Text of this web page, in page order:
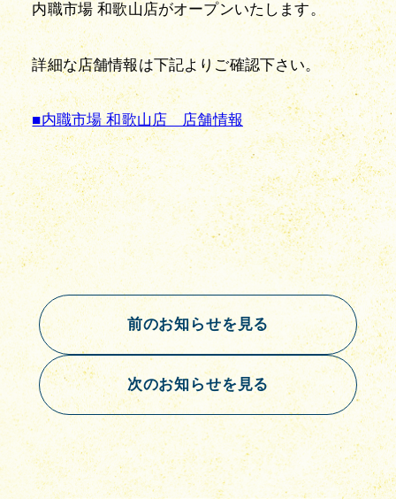
内職市場 和歌山店がオープンいたします。
詳細な店舗情報は下記よりご確認下さい。
■内職市場 和歌山店　店舗情報
前のお知らせを見る
次のお知らせを見る